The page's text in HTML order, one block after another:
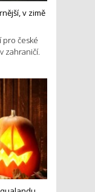
v zimě
pro české
zahraničí.